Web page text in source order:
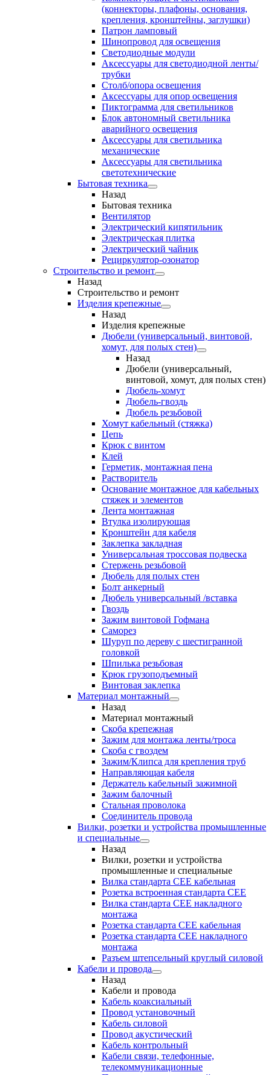
(коннекторы, плафоны, основания,
крепления, кронштейны, заглушки)
Патрон ламповый
Шинопровод для освещения
Светодиодные модули
Аксессуары для светодиодной ленты/
трубки
Столб/опора освещения
Аксессуары для опор освещения
Пиктограмма для светильников
Блок автономный светильника
аварийного освещения
Аксессуары для светильника
механические
Аксессуары для светильника
светотехнические
Бытовая техника
Назад
Бытовая техника
Вентилятор
Электрический кипятильник
Электрическая плитка
Электрический чайник
Рециркулятор-озонатор
Строительство и ремонт
Назад
Строительство и ремонт
Изделия крепежные
Назад
Изделия крепежные
Дюбели (универсальный, винтовой,
хомут, для полых стен)
Назад
Дюбели (универсальный,
винтовой, хомут, для полых стен)
Дюбель-хомут
Дюбель-гвоздь
Дюбель резьбовой
Хомут кабельный (стяжка)
Цепь
Крюк с винтом
Клей
Герметик, монтажная пена
Растворитель
Основание монтажное для кабельных
стяжек и элементов
Лента монтажная
Втулка изолирующая
Кронштейн для кабеля
Заклепка закладная
Универсальная троссовая подвеска
Стержень резьбовой
Дюбель для полых стен
Болт анкерный
Дюбель универсальный /вставка
Гвоздь
Зажим винтовой Гофмана
Саморез
Шуруп по дереву с шестигранной
головкой
Шпилька резьбовая
Крюк грузоподъемный
Винтовая заклепка
Материал монтажный
Назад
Материал монтажный
Скоба крепежная
Зажим для монтажа ленты/троса
Скоба с гвоздем
Зажим/Клипса для крепления труб
Направляющая кабеля
Держатель кабельный зажимной
Зажим балочный
Стальная проволока
Соединитель провода
Вилки, розетки и устройства промышленные
и специальные
Назад
Вилки, розетки и устройства
промышленные и специальные
Вилка стандарта CEE кабельная
Розетка встроенная стандарта CEE
Вилка стандарта CEE накладного
монтажа
Розетка стандарта СЕЕ кабельная
Розетка стандарта СЕЕ накладного
монтажа
Разъем штепсельный круглый силовой
Кабели и провода
Назад
Кабели и провода
Кабель коаксиальный
Провод установочный
Кабель силовой
Провод акустический
Кабель контрольный
Кабели связи, телефонные,
телекоммуникационные